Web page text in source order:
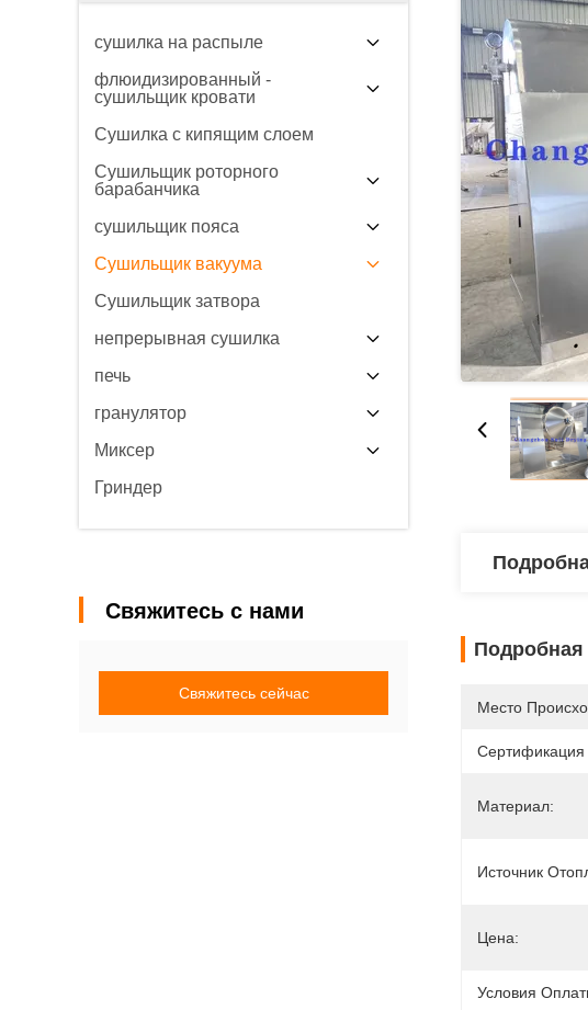
сушилка на распыле
флюидизированный -
сушильщик кровати
Сушилка с кипящим слоем
Сушильщик роторного
барабанчика
сушильщик пояса
Сушильщик вакуума
Сушильщик затвора
непрерывная сушилка
печь
гранулятор
Миксер
Гриндер
Свяжитесь с нами
Свяжитесь сейчас
Место
Сертификация
Материал:
Источник
Цена:
Условия